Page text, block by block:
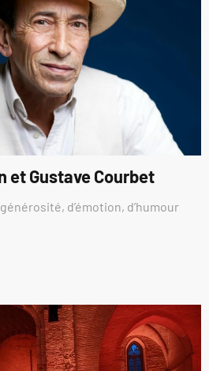
et Gustave Courbet
d’émotion, d’humour